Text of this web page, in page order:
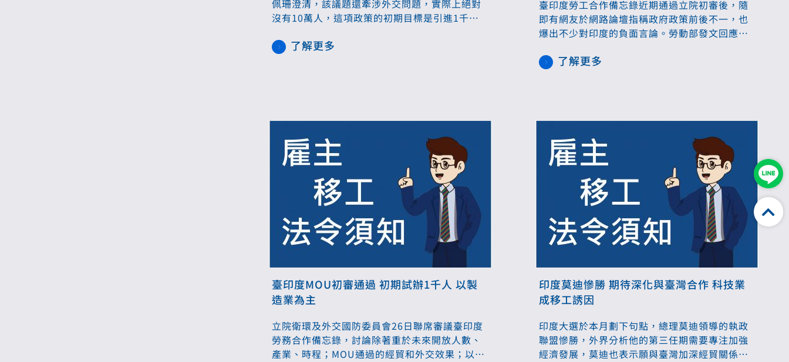
佩珊澄清，該議題還牽涉外交問題，實際上絕對
沒有10萬人，這項政策的初期目標是引進1千多
是一個善良、值得尊敬的國家，也有人口紅利，
了解更多
臺印度勞工合作備忘錄近期通過立院初審後，隨
即有網友於網路論壇指稱政府政策前後不一，也
爆出不少對印度的負面言論。勞動部發文回應，
受到社會各界和朝野立委支持，澄清絕無政治因
了解更多
臺印度MOU初審通過 初期試辦1千人 以製
造業為主
立院衛環及外交國防委員會26日聯席審議臺印度
勞務合作備忘錄，討論除著重於未來開放人數、
產業、時程；MOU通過的經貿和外交效果；以及
印度莫迪慘勝 期待深化與臺灣合作 科技業
成移工誘因
印度大選於本月劃下句點，總理莫迪領導的執政
聯盟慘勝，外界分析他的第三任期需要專注加強
經濟發展，莫迪也表示願與臺灣加深經貿關係。